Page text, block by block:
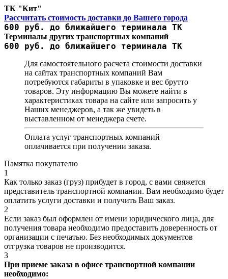
ТК "Кит"
Рассчитать стоимость доставки до Вашего города
600 руб. до ближайшего терминала ТК
Терминалы других транспортных компаний
600 руб. до ближайшего терминала ТК
Для самостоятельного расчета стоимости доставки
на сайтах транспортных компаний Вам
потребуются габариты в упаковке и вес брутто
товаров. Эту информацию Вы можете найти в
характеристиках товара на сайте или запросить у
Наших менеджеров, а так же увидеть в
выставленном от менеджера счете.
Оплата услуг транспортных компаний
оплачивается при получении заказа.
Памятка покупателю
1
Как только заказ (груз) прибудет в город, с вами свяжется
представитель транспортной компании. Вам необходимо будет
оплатить услуги доставки и получить Ваш заказ.
2
Если заказ был оформлен от имени юридического лица, для
получения товара необходимо предоставить доверенность от
организации с печатью. Без необходимых документов
отгрузка товаров не производится.
3
При приеме заказа в офисе транспортной компании
необходимо: